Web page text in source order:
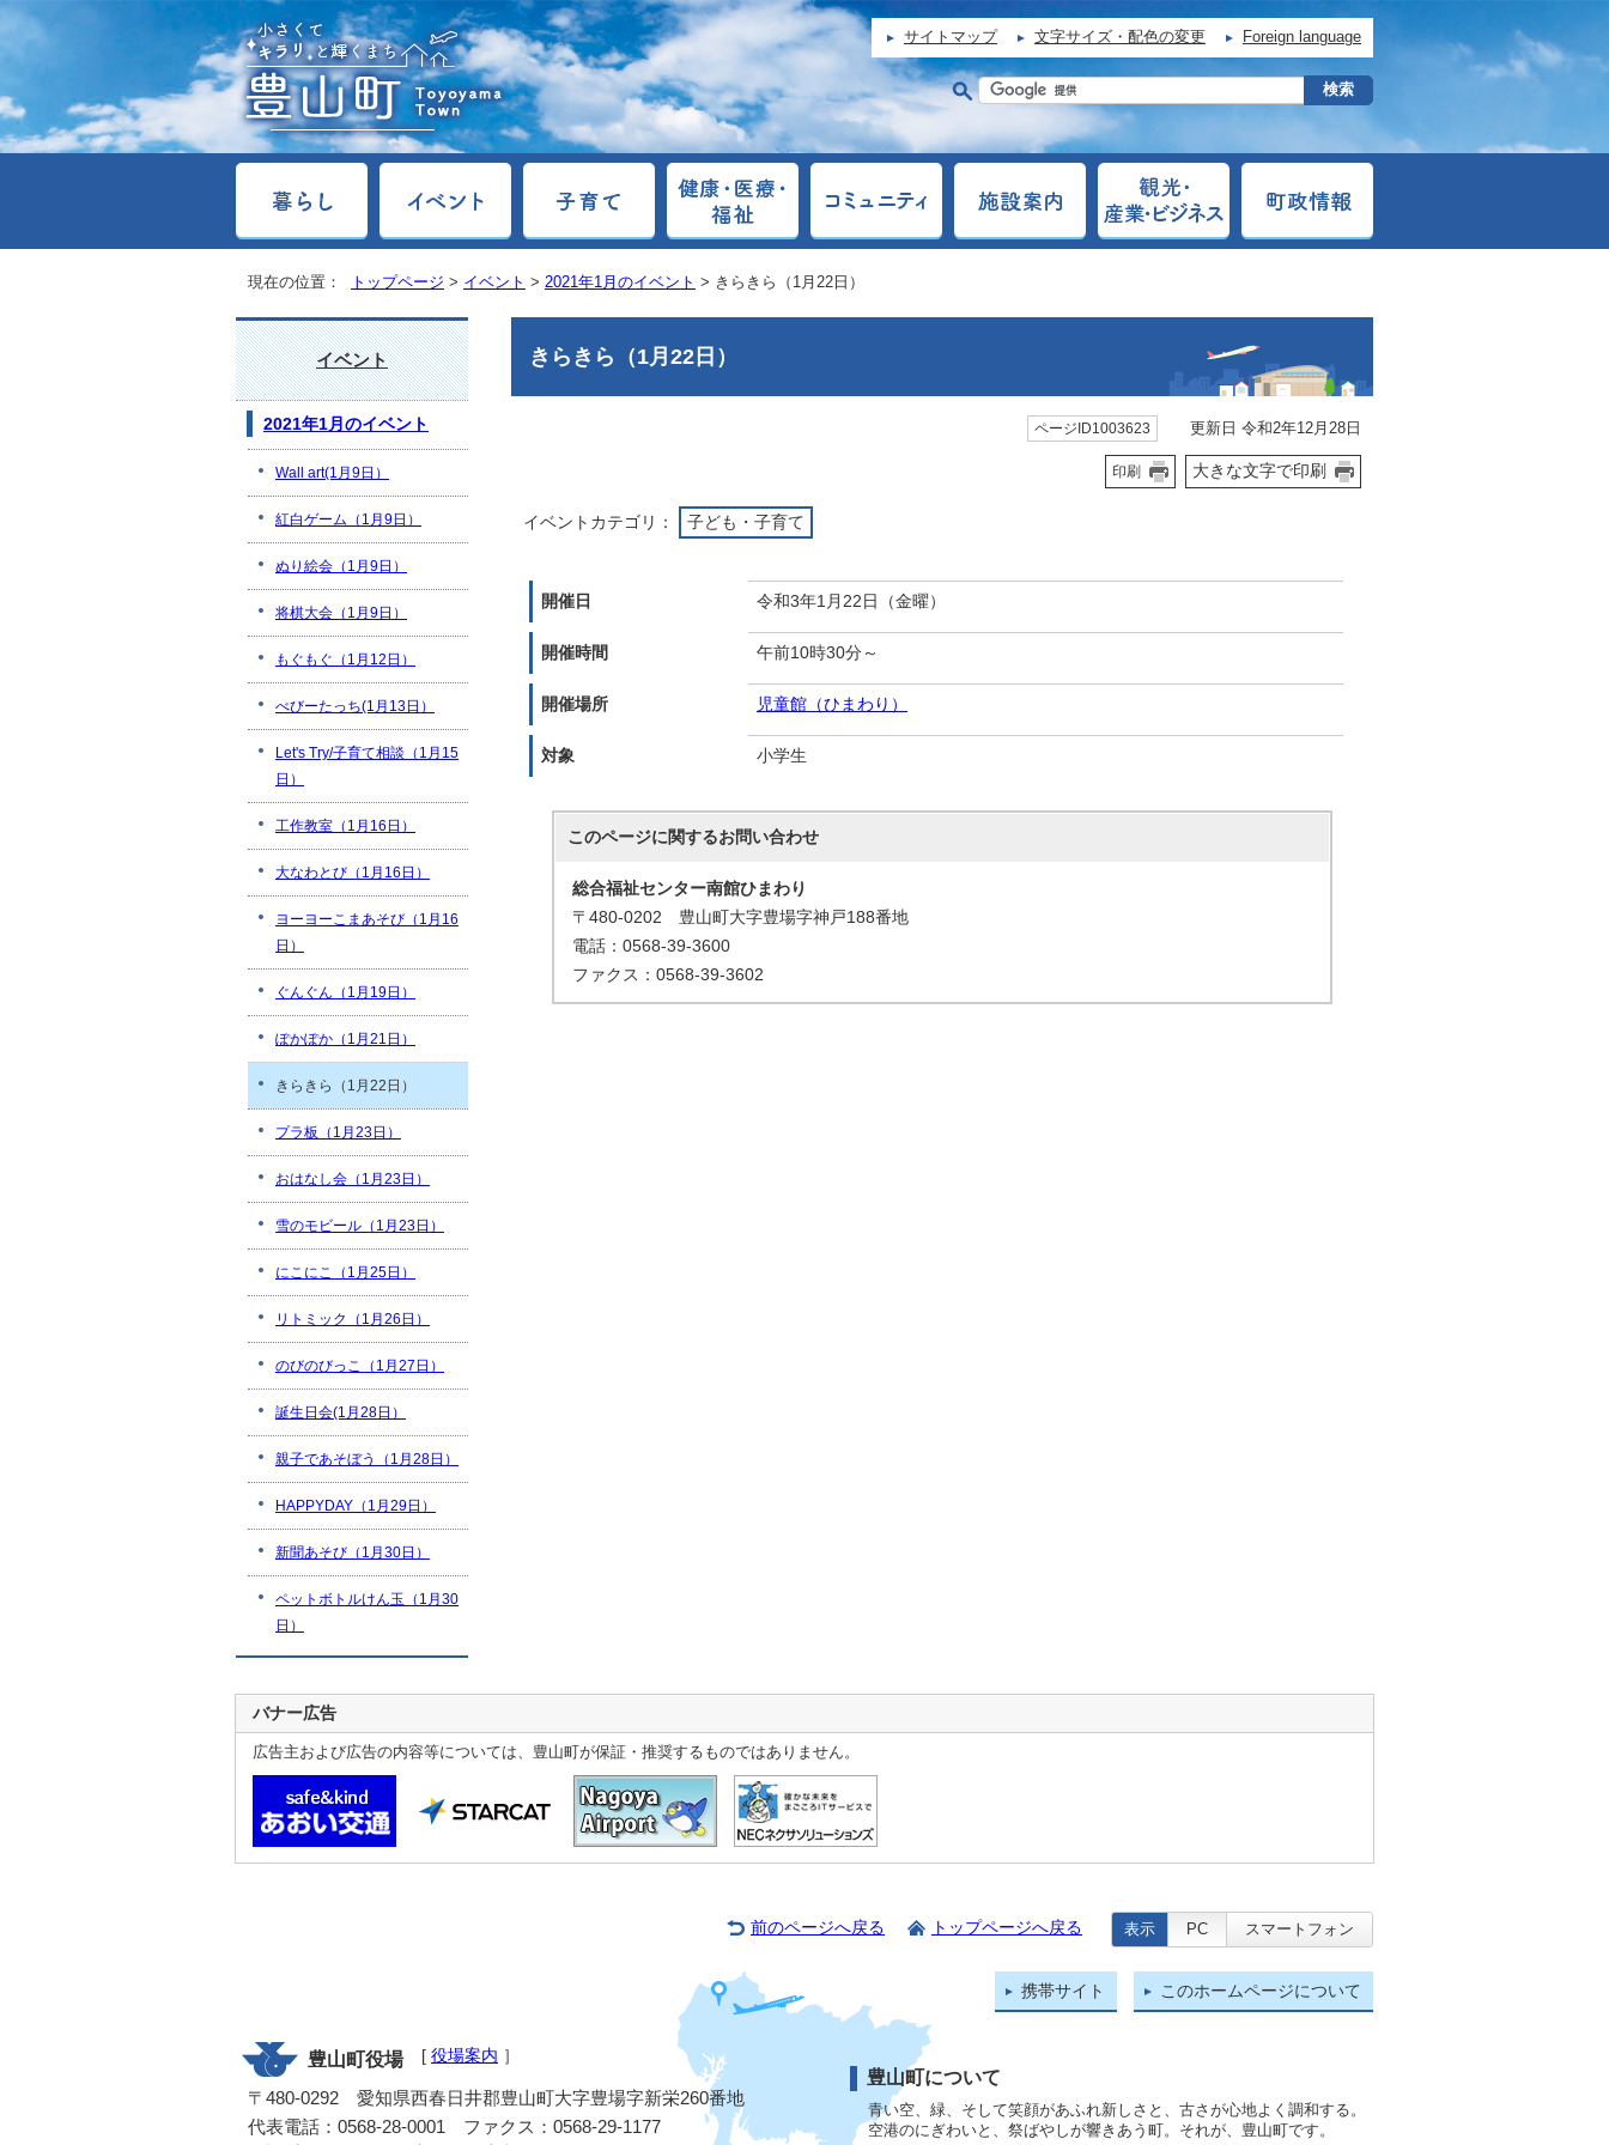
サイトマップ 文字サイズ・配色の変更 Foreign language
現在の位置： トップページ > イベント > 2021年1月のイベント > きらきら（1月22日）
きらきら（1月22日）
ページID1003623 更新日 令和2年12月28日
印刷 大きな文字で印刷
イベントカテゴリ： 子ども・子育て
開催日 令和3年1月22日（金曜）
開催時間 午前10時30分～
開催場所 児童館（ひまわり）
対象 小学生
このページに関するお問い合わせ
総合福祉センター南館ひまわり
〒480-0202 豊山町大字豊場字神戸188番地
電話：0568-39-3600
ファクス：0568-39-3602
イベント
2021年1月のイベント
Wall art(1月9日）
紅白ゲーム（1月9日）
ぬり絵会（1月9日）
将棋大会（1月9日）
もぐもぐ（1月12日）
べびーたっち(1月13日）
Let's Try/子育て相談（1月15
日）
工作教室（1月16日）
大なわとび（1月16日）
ヨーヨーこまあそび（1月16
日）
ぐんぐん（1月19日）
ぽかぽか（1月21日）
きらきら（1月22日）
プラ板（1月23日）
おはなし会（1月23日）
雪のモビール（1月23日）
にこにこ（1月25日）
リトミック（1月26日）
のびのびっこ（1月27日）
誕生日会(1月28日）
親子であそぼう（1月28日）
HAPPYDAY（1月29日）
新聞あそび（1月30日）
ペットボトルけん玉（1月30
日）
バナー広告
広告主および広告の内容等については、豊山町が保証・推奨するものではありません。
前のページへ戻る トップページへ戻る 表示 PC スマートフォン
携帯サイト このホームページについて
豊山町役場 [ 役場案内 ］
〒480-0292 愛知県西春日井郡豊山町大字豊場字新栄260番地
代表電話：0568-28-0001 ファクス：0568-29-1177
豊山町について
青い空、緑、そして笑顔があふれ新しさと、古さが心地よく調和する。
空港のにぎわいと、祭ばやしが響きあう町。それが、豊山町です。